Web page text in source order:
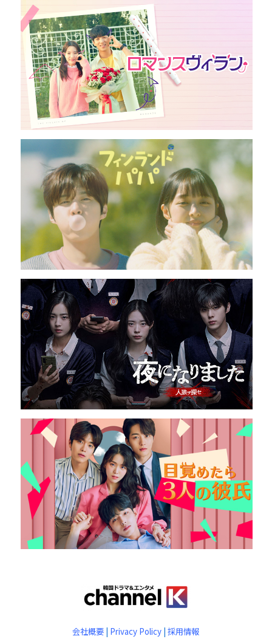
会社概要 | Privacy Policy |採用情報